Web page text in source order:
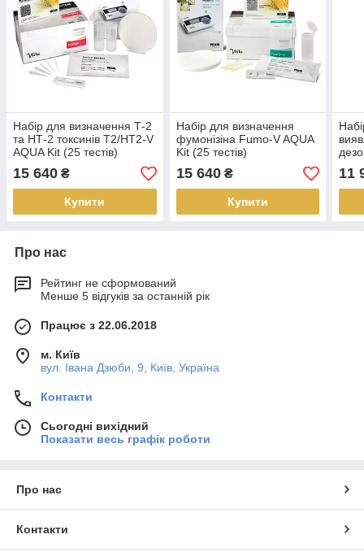
Набір для визначення Т-2
та НТ-2 токсинів T2/HT2-V
AQUA Kit (25 тестів)
15 640 ₴
Купити
Набір для визначення
фумонізіна Fumo-V AQUA
Kit (25 тестів)
15 640₴
Купити
11
Про нас
Рейтинг не сформований
Менше 5 відгуків за останній рік
Працює з 22.06.2018
м. Київ
вул. Івана Дзюби, 9, Київ, Україна
Контакти
Сьогодні вихідний
Показати весь графік роботи
Про нас
Контакти